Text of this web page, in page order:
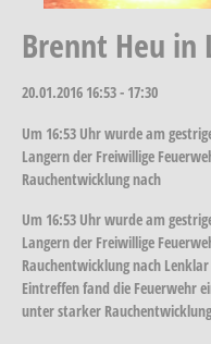
Brennt Heu in
20.01.2016 16:53 - 17:30
Um 16:53 Uhr wurde am
Langern der Freiwillige
Rauchentwicklung nach
Um 16:53 Uhr wurde am
Langern der Freiwillige
Rauchentwicklung nach
Eintreffen fand die Feuerwehr
unter starker